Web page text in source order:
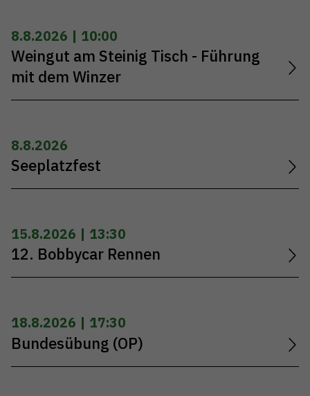
8.8.2026 | 10:00
Weingut am Steinig Tisch - Führung
mit dem Winzer
8.8.2026
Seeplatzfest
15.8.2026 | 13:30
12. Bobbycar Rennen
18.8.2026 | 17:30
Bundesübung (OP)